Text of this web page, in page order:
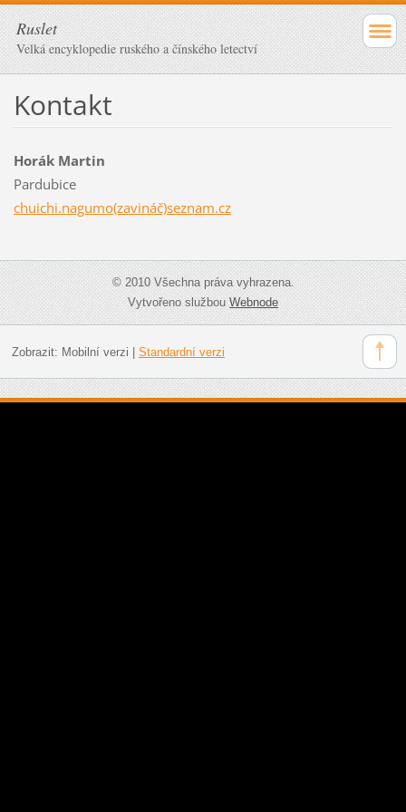
Ruslet
Velká encyklopedie ruského a čínského letectví
Kontakt
Horák Martin
Pardubice
chuichi.nagumo(zavináč)seznam.cz
© 2010 Všechna práva vyhrazena.
Vytvořeno službouWebnode
Zobrazit: Mobilní verzi Standardní verzi